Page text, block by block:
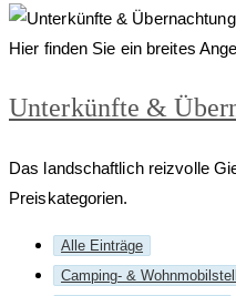
Unter­künfte &
Das landschaftlich reizvolle
Preiskategorien.
Alle Einträge
Camping- &